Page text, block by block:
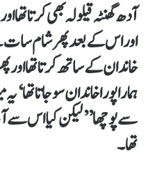
آدھ گھنٹہ قیلولہ بھی کرتا تھا
اور اس کے بعد پھر شام سات
خاندان کے ساتھ کرتا تھا اور
ہمارا پورا خاندان سو جاتا
سے پوچھا ’’لیکن کیا اس سے
تھا۔